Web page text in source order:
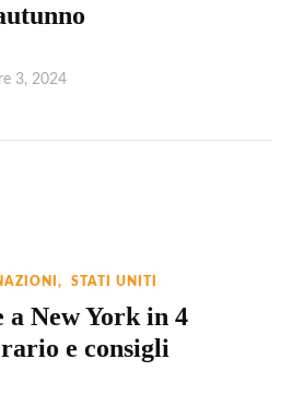
3, 2024
STATI UNITI
a New York in 4
e consigli